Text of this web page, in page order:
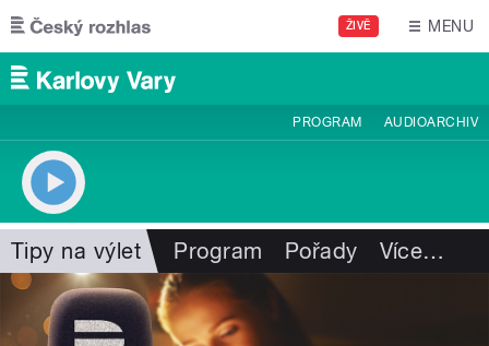
Přejít k hlavnímu obsahu
ŽIVĚ MENU
PROGRAM AUDIOARCHIV
Tipy na výlet Program Pořady Více…